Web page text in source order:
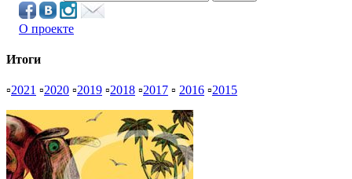
О проекте
Итоги
▫2021 ▫2020 ▫2019 ▫2018 ▫2017 ▫ 2016 ▫2015